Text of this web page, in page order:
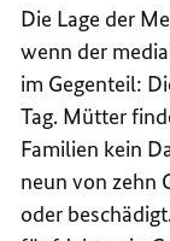
Die Lage der
wenn der
im Gegenteil:
Tag. Mütter
Familien kein
neun von zehn
oder